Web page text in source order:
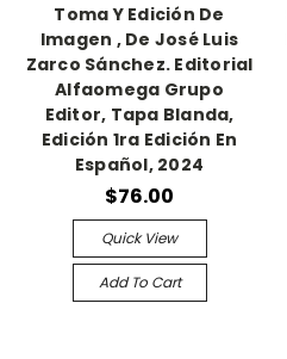
Toma Y Edición De
Imagen , De José Luis
Zarco Sánchez. Editorial
Alfaomega Grupo
Editor, Tapa Blanda,
Edición 1ra Edición En
Español, 2024
$76.00
Quick View
Add To Cart